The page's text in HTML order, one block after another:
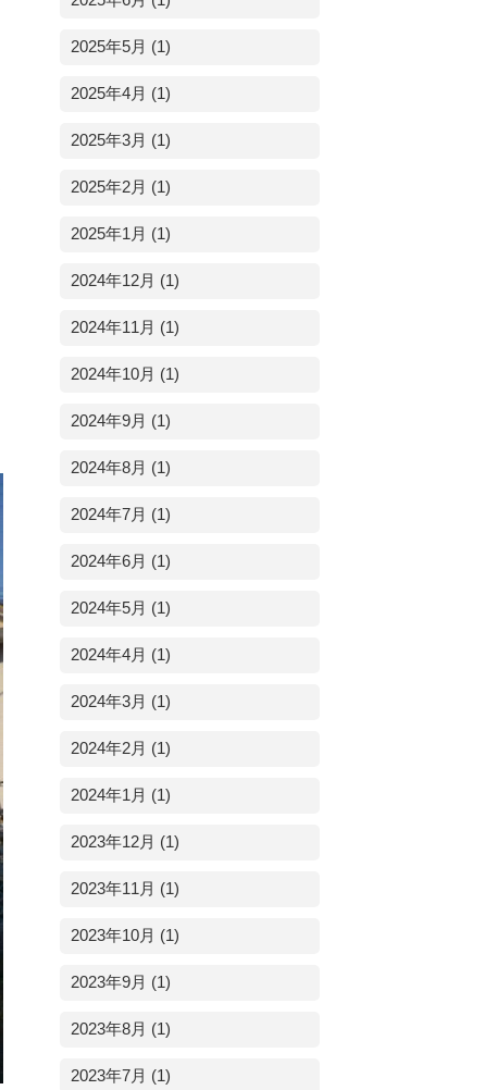
2025年5月 (1)
2025年4月 (1)
2025年3月 (1)
2025年2月 (1)
2025年1月 (1)
2024年12月 (1)
2024年11月 (1)
2024年10月 (1)
2024年9月 (1)
2024年8月 (1)
2024年7月 (1)
2024年6月 (1)
2024年5月 (1)
2024年4月 (1)
2024年3月 (1)
2024年2月 (1)
2024年1月 (1)
2023年12月 (1)
2023年11月 (1)
2023年10月 (1)
2023年9月 (1)
2023年8月 (1)
2023年7月 (1)